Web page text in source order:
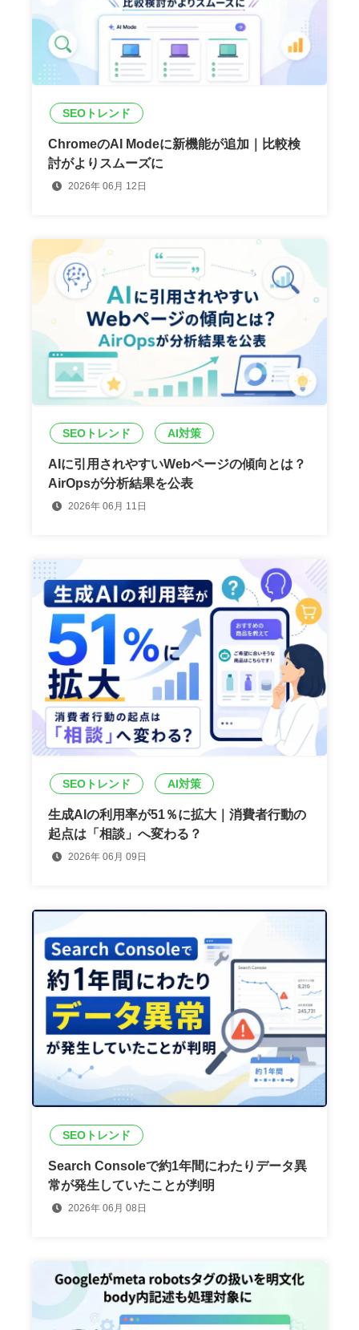
SEOトレンド
ChromeのAI Modeに新機能が追加｜比較検
討がよりスムーズに
2026年 06月 12日
SEOトレンド AI対策
AIに引用されやすいWebページの傾向とは？
AirOpsが分析結果を公表
2026年 06月 11日
SEOトレンド AI対策
生成AIの利用率が51％に拡大｜消費者行動の
起点は「相談」へ変わる？
2026年 06月 09日
SEOトレンド
Search Consoleで約1年間にわたりデータ異
常が発生していたことが判明
2026年 06月 08日